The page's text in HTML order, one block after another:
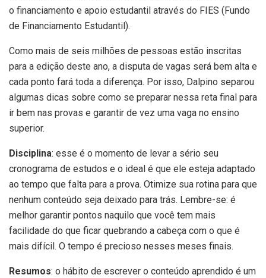
o financiamento e apoio estudantil através do FIES (Fundo
de Financiamento Estudantil).
Como mais de seis milhões de pessoas estão inscritas
para a edição deste ano, a disputa de vagas será bem alta e
cada ponto fará toda a diferença. Por isso, Dalpino separou
algumas dicas sobre como se preparar nessa reta final para
ir bem nas provas e garantir de vez uma vaga no ensino
superior.
Disciplina: esse é o momento de levar a sério seu
cronograma de estudos e o ideal é que ele esteja adaptado
ao tempo que falta para a prova. Otimize sua rotina para que
nenhum conteúdo seja deixado para trás. Lembre-se: é
melhor garantir pontos naquilo que você tem mais
facilidade do que ficar quebrando a cabeça com o que é
mais difícil. O tempo é precioso nesses meses finais.
Resumos: o hábito de escrever o conteúdo aprendido é um